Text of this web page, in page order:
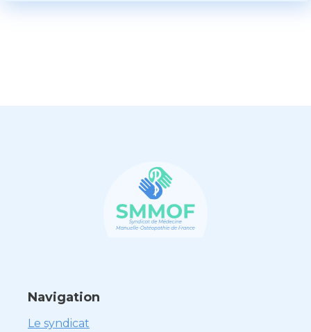
Navigation
Le syndicat